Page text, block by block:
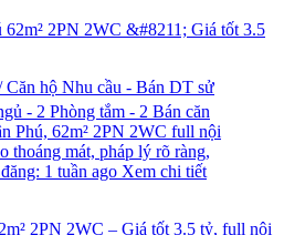
Căn hộ Nhu cầu - Bán DT sử
- 2 Phòng tắm - 2 Bán căn
Phú, 62m² 2PN 2WC full nội
thoáng mát, pháp lý rõ ràng,
1 tuần ago Xem chi tiết
2PN 2WC – Giá tốt 3.5 tỷ, full nội